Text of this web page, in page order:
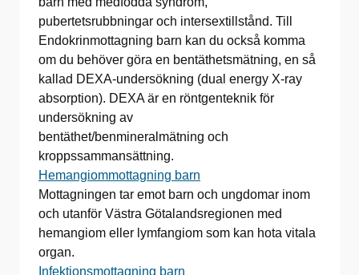
pubertetsrubbningar och intersextillstånd. Till
Endokrinmottagning barn kan du också komma
om du behöver göra en bentäthetsmätning, en så
kallad DEXA-undersökning (dual energy X-ray
absorption). DEXA är en röntgenteknik för
undersökning av
bentäthet/benmineralmätning och
kroppssammansättning.
Hemangiommottagning barn
Mottagningen tar emot barn och ungdomar inom
och utanför Västra Götalandsregionen med
hemangiom eller lymfangiom som kan hota vitala
organ.
Infektionsmottagning barn